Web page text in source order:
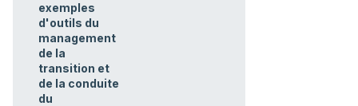
exemples
d'outils du
management
de la
transition et
de la conduite
du